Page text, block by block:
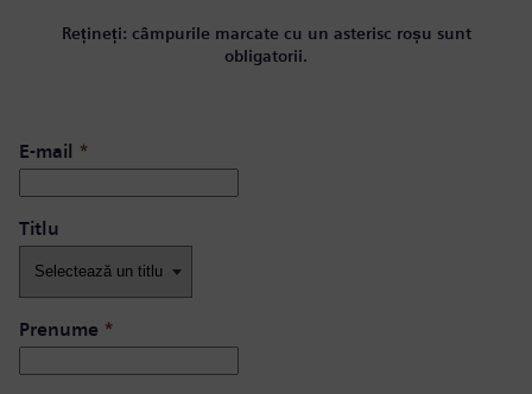
Rețineți: câmpurile marcate cu un asterisc roșu sunt
obligatorii.
E-mail *
Titlu
Prenume *